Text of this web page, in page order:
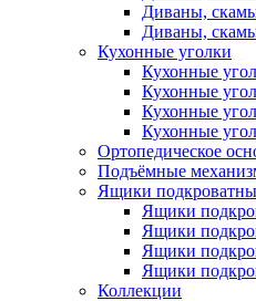
Диваны,
Диваны,
Кухонные уголки
Кухонные
Кухонные
Кухонные
Кухонные
Ортопедическое
Подъёмные
Ящики
Ящики
Ящики
Ящики
Ящики
Коллекции